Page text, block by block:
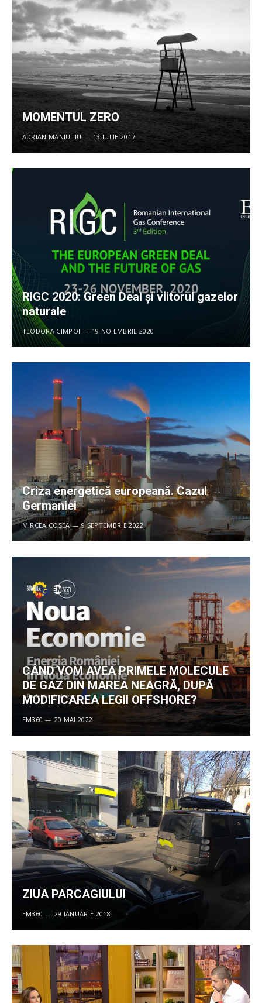
MOMENTUL ZERO
ADRIAN MANIUTIU 13 IULIE 2017
RIGC 2020: Green Deal și viitorul gazelor
naturale
TEODORA CIMPOI 19 NOIEMBRIE 2020
Criza energetică europeană. Cazul
Germaniei
MIRCEA COȘEA 9 SEPTEMBRIE 2022
CÂND VOM AVEA PRIMELE MOLECULE
DE GAZ DIN MAREA NEAGRĂ, DUPĂ
MODIFICAREA LEGII OFFSHORE?
EM360 20 MAI 2022
ZIUA PARCAGIULUI
EM360 29 IANUARIE 2018